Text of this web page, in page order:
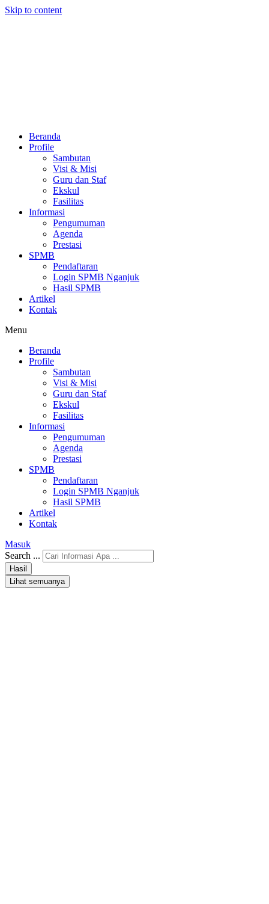
Skip to content
Beranda
Profile
Sambutan
Visi & Misi
Guru dan Staf
Ekskul
Fasilitas
Informasi
Pengumuman
Agenda
Prestasi
SPMB
Pendaftaran
Login SPMB Nganjuk
Hasil SPMB
Artikel
Kontak
Menu
Beranda
Profile
Sambutan
Visi & Misi
Guru dan Staf
Ekskul
Fasilitas
Informasi
Pengumuman
Agenda
Prestasi
SPMB
Pendaftaran
Login SPMB Nganjuk
Hasil SPMB
Artikel
Kontak
Masuk
Search ...
Hasil
Lihat semuanya